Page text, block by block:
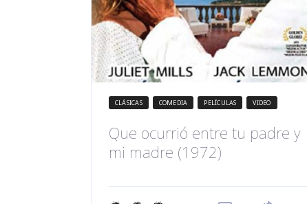
CLÁSICAS COMEDIA PELÍCULAS VIDEO
Que ocurrió entre tu padre y
mi madre (1972)